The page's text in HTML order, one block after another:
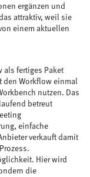
ergänzen und
attraktiv, weil sie
einem aktuellen
als fertiges Paket
den Workflow einmal
nutzen. Das
betreut
einfache
verkauft damit
Hier wird
die